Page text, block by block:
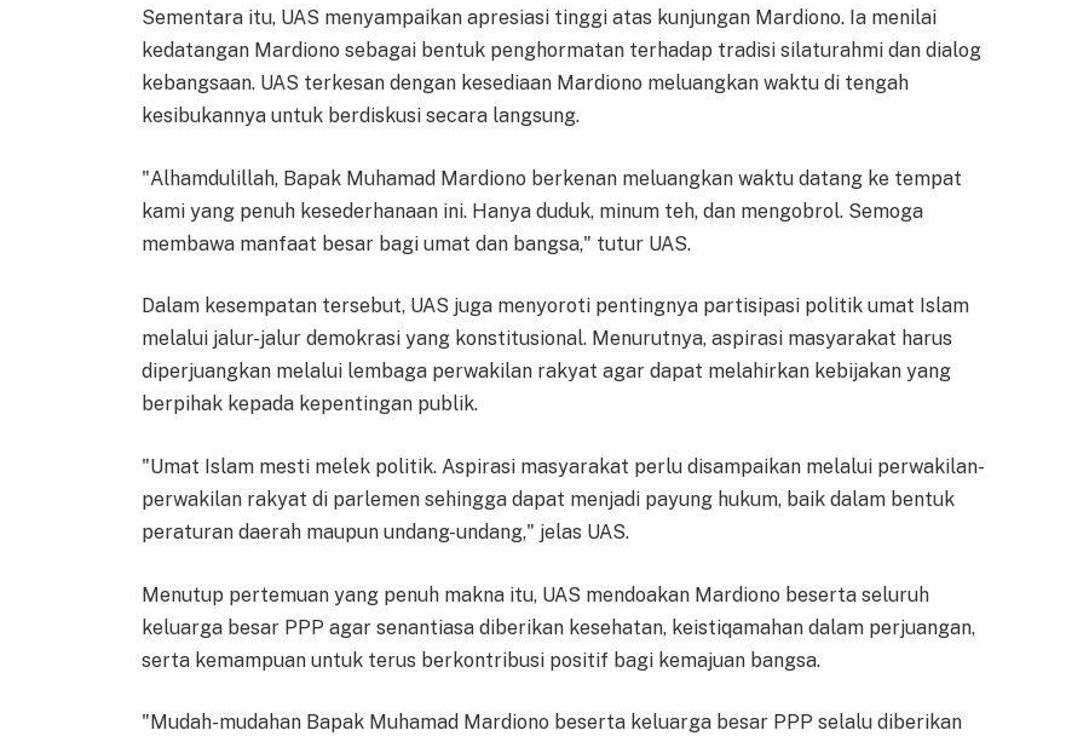
Sementara itu, UAS menyampaikan apresiasi tinggi atas kunjungan Mardiono. Ia menilai
kedatangan Mardiono sebagai bentuk penghormatan terhadap tradisi silaturahmi dan dialog
kebangsaan. UAS terkesan dengan kesediaan Mardiono meluangkan waktu di tengah
kesibukannya untuk berdiskusi secara langsung.
"Alhamdulillah, Bapak Muhamad Mardiono berkenan meluangkan waktu datang ke tempat
kami yang penuh kesederhanaan ini. Hanya duduk, minum teh, dan mengobrol. Semoga
membawa manfaat besar bagi umat dan bangsa," tutur UAS.
Dalam kesempatan tersebut, UAS juga menyoroti pentingnya partisipasi politik umat Islam
melalui jalur-jalur demokrasi yang konstitusional. Menurutnya, aspirasi masyarakat harus
diperjuangkan melalui lembaga perwakilan rakyat agar dapat melahirkan kebijakan yang
berpihak kepada kepentingan publik.
"Umat Islam mesti melek politik. Aspirasi masyarakat perlu disampaikan melalui perwakilan-
perwakilan rakyat di parlemen sehingga dapat menjadi payung hukum, baik dalam bentuk
peraturan daerah maupun undang-undang," jelas UAS.
Menutup pertemuan yang penuh makna itu, UAS mendoakan Mardiono beserta seluruh
keluarga besar PPP agar senantiasa diberikan kesehatan, keistiqamahan dalam perjuangan,
serta kemampuan untuk terus berkontribusi positif bagi kemajuan bangsa.
"Mudah-mudahan Bapak Muhamad Mardiono beserta keluarga besar PPP selalu diberikan